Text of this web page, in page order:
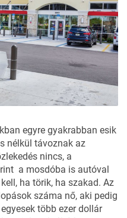
egyre gyakrabban esik
nélkül távoznak az
nincs, a
a mosdóba is autóval
ha törik, ha szakad. Az
száma nő, aki pedig
több ezer dollár